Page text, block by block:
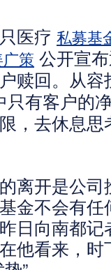
医疗 私募基
策 公开宣
赎回。从
有客户的
，去休息
开是公司
金不会有
日向南都
他看来，